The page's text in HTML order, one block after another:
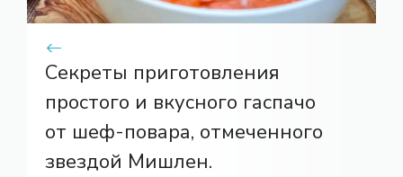
Секреты приготовления
простого и вкусного гаспачо
от шеф-повара, отмеченного
звездой Мишлен.